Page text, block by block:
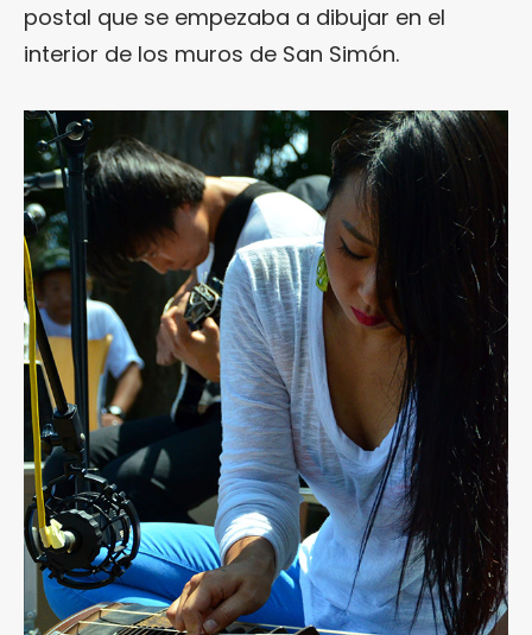
postal que se empezaba a dibujar en el
interior de los muros de San Simón.